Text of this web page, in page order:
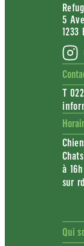
5
1233
T
à
sur
Qui